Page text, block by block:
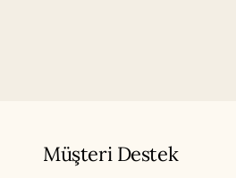
Müşteri Destek